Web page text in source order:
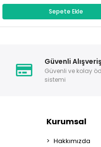
Sepete Ekle
Güvenli Alışveriş
Güvenli ve kolay
sistemi
Kurumsal
Hakkımızda